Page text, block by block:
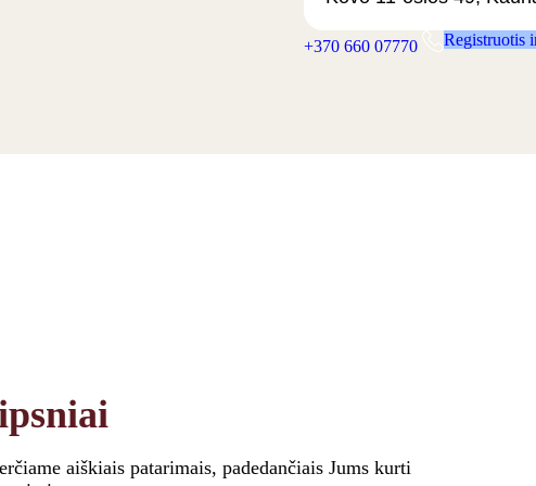
+370 660 07770 Registruotis
aiškiais patarimais, padedančiais Jums kurti